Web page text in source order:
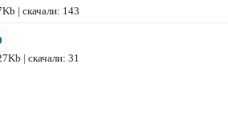
| скачали: 143
| скачали: 31